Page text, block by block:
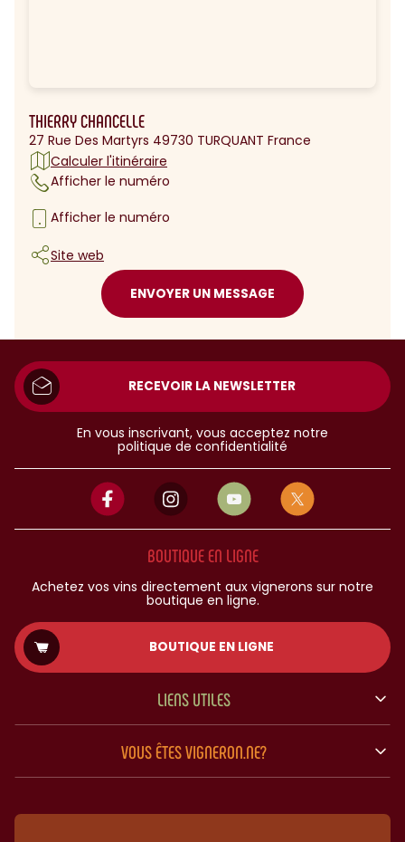
THIERRY CHANCELLE
27 Rue Des Martyrs 49730 TURQUANT France
Calculer l'itinéraire
Afficher le numéro
Afficher le numéro
Site web
ENVOYER UN MESSAGE
RECEVOIR LA NEWSLETTER
En vous inscrivant, vous acceptez notre
politique de confidentialité
BOUTIQUE EN LIGNE
Achetez vos vins directement aux vignerons sur notre
boutique en ligne.
BOUTIQUE EN LIGNE
LIENS UTILES
VOUS ÊTES VIGNERON.NE?